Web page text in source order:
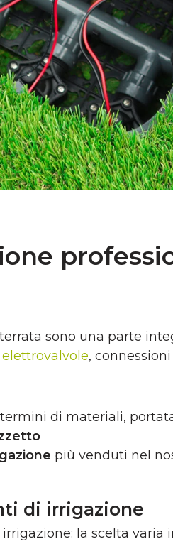
sono una parte
elettrovalvole,
di materiali,
più venduti nel
di irrigazione
la scelta